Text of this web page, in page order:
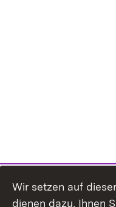
Wir setzen auf
dienen dazu, Ihnen